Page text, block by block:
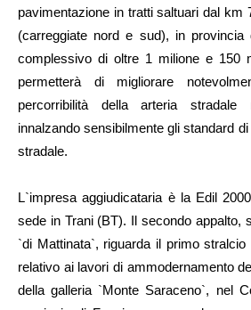
pavimentazione in tratti saltuari dal km
(carreggiate nord e sud), in
complessivo di oltre 1 milione e 150
permetterà di migliorare
percorribilità della arteria stradale
innalzando sensibilmente gli standard
stradale.
L`impresa aggiudicataria è la Edil
sede in Trani (BT). Il secondo appalto,
`di Mattinata`, riguarda il primo
relativo ai lavori di ammodernamento
della galleria `Monte Saraceno`, nel